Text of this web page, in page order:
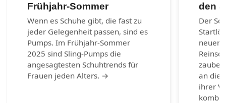
Frühjahr-Sommer
Wenn es Schuhe gibt, die fast zu
jeder Gelegenheit passen, sind es
Pumps. Im Frühjahr-Sommer
2025 sind Sling-Pumps die
angesagtesten Schuhtrends für
Frauen jeden Alters. →
den
Der
neuen
an die
ihrer